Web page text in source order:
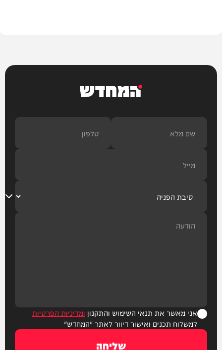
המחדש
אני מאשר את תנאי השימוש והתקנון ומדיניות הפרטיות
למשלוח תכנים ואישור דיוור לאתר "המחדש"
שליחה